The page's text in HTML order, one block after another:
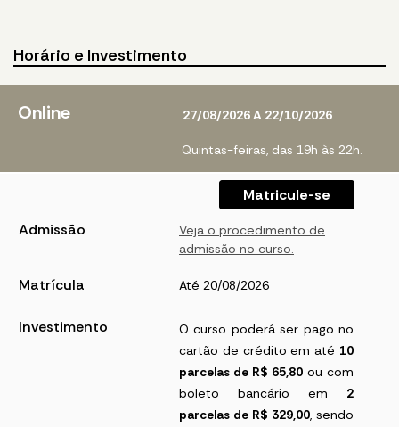
Horário e Investimento
Online 27/08/2026 A 22/10/2026
Quintas-feiras, das 19h às 22h.
Matricule-se
Admissão
Veja o procedimento de
admissão no curso.
Matrícula Até 20/08/2026
Investimento
O curso poderá ser pago no
cartão de crédito em até 10
parcelas de R$ 65,80 ou com
boleto bancário em 2
parcelas de R$ 329,00, sendo